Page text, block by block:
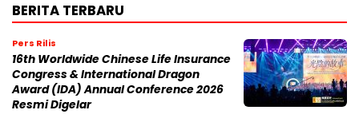
BERITA TERBARU
Pers Rilis
16th Worldwide Chinese Life Insurance
Congress & International Dragon
Award (IDA) Annual Conference 2026
Resmi Digelar